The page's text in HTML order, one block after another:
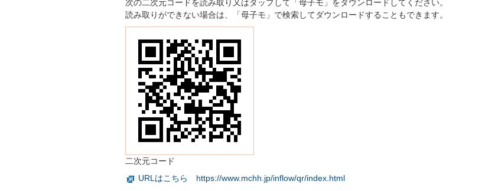
次の二次元コードを読み取り又はタップして「母子モ」をダウンロードしてください。
読み取りができない場合は、「母子モ」で検索してダウンロードすることもできます。
二次元コード
URLはこちら https://www.mchh.jp/inflow/qr/index.html